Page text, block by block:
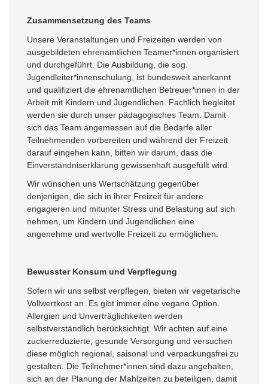
Zusammensetzung des Teams
Unsere Veranstaltungen und Freizeiten werden von
ausgebildeten ehrenamtlichen Teamer*innen organisiert
und durchgeführt. Die Ausbildung, die sog.
Jugendleiter*innenschulung, ist bundesweit anerkannt
und qualifiziert die ehrenamtlichen Betreuer*innen in der
Arbeit mit Kindern und Jugendlichen. Fachlich begleitet
werden sie durch unser pädagogisches Team. Damit
sich das Team angemessen auf die Bedarfe aller
Teilnehmenden vorbereiten und während der Freizeit
darauf eingehen kann, bitten wir darum, dass die
Einverständniserklärung gewissenhaft ausgefüllt wird.
Wir wünschen uns Wertschätzung gegenüber
denjenigen, die sich in ihrer Freizeit für andere
engagieren und mitunter Stress und Belastung auf sich
nehmen, um Kindern und Jugendlichen eine
angenehme und wertvolle Freizeit zu ermöglichen.
Bewusster Konsum und Verpflegung
Sofern wir uns selbst verpflegen, bieten wir vegetarische
Vollwertkost an. Es gibt immer eine vegane Option.
Allergien und Unverträglichkeiten werden
selbstverständlich berücksichtigt. Wir achten auf eine
zuckerreduzierte, gesunde Versorgung und versuchen
diese möglich regional, saisonal und verpackungsfrei zu
gestalten. Die Teilnehmer*innen sind dazu angehalten,
sich an der Planung der Mahlzeiten zu beteiligen, damit